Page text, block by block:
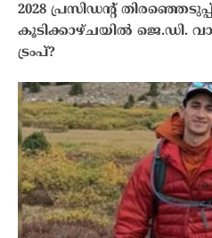
2028 പ്രസിഡന്റ്
കൂടിക്കാഴ്ചയിൽ ജെ.ഡി.
ട്രംപ്?